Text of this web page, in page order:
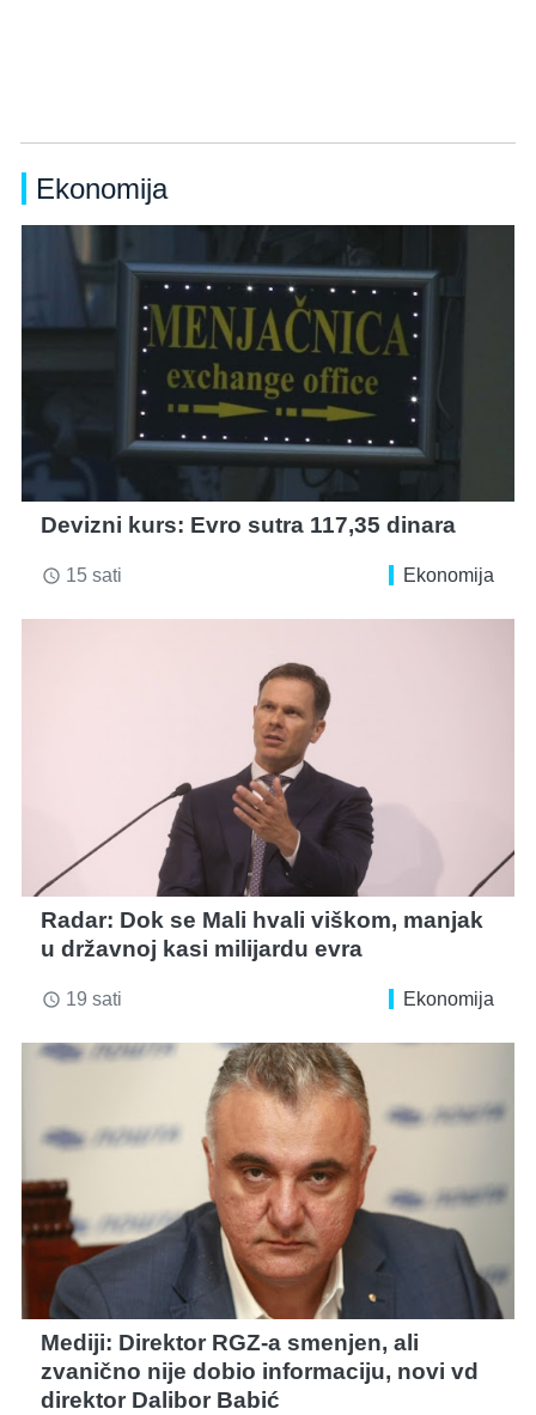
Ekonomija
Devizni kurs: Evro sutra 117,35 dinara
access_time 15 sati Ekonomija
Radar: Dok se Mali hvali viškom, manjak
u državnoj kasi milijardu evra
access_time 19 sati Ekonomija
Mediji: Direktor RGZ-a smenjen, ali
zvanično nije dobio informaciju, novi vd
direktor Dalibor Babić